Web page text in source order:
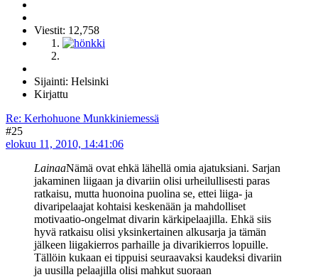
Viestit: 12,758
Sijainti: Helsinki
Kirjattu
Re: Kerhohuone Munkkiniemessä
#25
elokuu 11, 2010, 14:41:06
LainaaNämä ovat ehkä lähellä omia ajatuksiani. Sarjan
jakaminen liigaan ja divariin olisi urheilullisesti paras
ratkaisu, mutta huonoina puolina se, ettei liiga- ja
divaripelaajat kohtaisi keskenään ja mahdolliset
motivaatio-ongelmat divarin kärkipelaajilla. Ehkä siis
hyvä ratkaisu olisi yksinkertainen alkusarja ja tämän
jälkeen liigakierros parhaille ja divarikierros lopuille.
Tällöin kukaan ei tippuisi seuraavaksi kaudeksi divariin
ja uusilla pelaajilla olisi mahkut suoraan